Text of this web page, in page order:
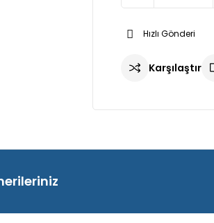
Hızlı Gönderi
Karşılaştır